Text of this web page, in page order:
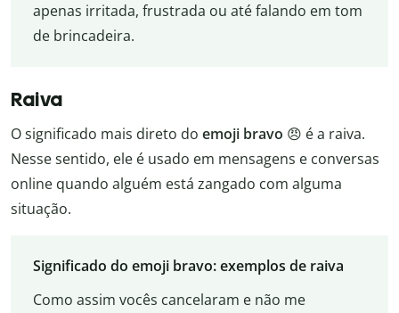
apenas irritada, frustrada ou até falando em tom
de brincadeira.
Raiva
O significado mais direto do emoji bravo 😠 é a raiva.
Nesse sentido, ele é usado em mensagens e conversas
online quando alguém está zangado com alguma
situação.
Significado do emoji bravo: exemplos de raiva
Como assim vocês cancelaram e não me